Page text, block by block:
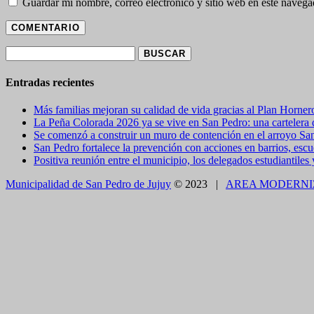
Guardar mi nombre, correo electrónico y sitio web en este
Entradas recientes
Más familias mejoran su calidad de vida gracias al Plan
La Peña Colorada 2026 ya se vive en San Pedro: una
Se comenzó a construir un muro de contención en el arroyo
San Pedro fortalece la prevención con acciones en barrios,
Positiva reunión entre el municipio, los delegados estudiantiles
Municipalidad de San Pedro de Jujuy © 2023 | AREA